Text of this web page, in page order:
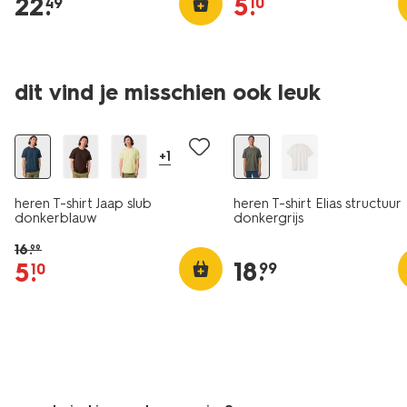
22. 5.
dit vind je misschien ook leuk
sale
+1
heren T-shirt Jaap slub
donkerblauw
16.99
5.
10
nieuw
heren T-shirt Elias structuur
donkergrijs
18.
99